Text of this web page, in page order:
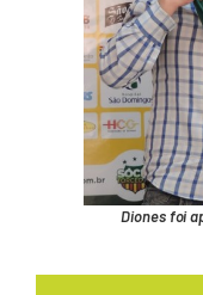
Diones foi